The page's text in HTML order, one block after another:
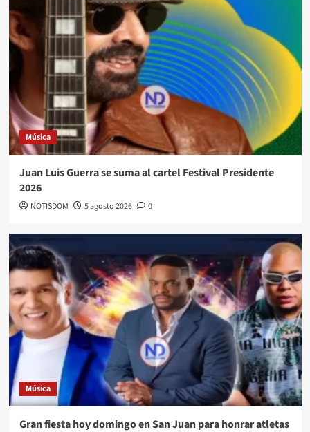
Música
Juan Luis Guerra se suma al cartel Festival Presidente
2026
NOTISDOM 5 agosto 2026 0
Música
Gran fiesta hoy domingo en San Juan para honrar atletas